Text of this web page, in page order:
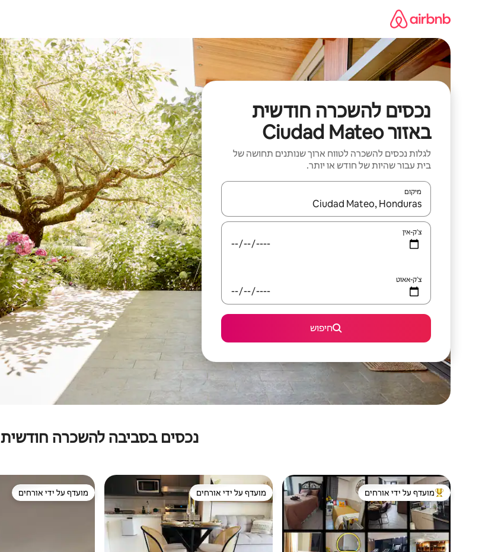
נכסים להשכרה חודשית
באזור Ciudad Mateo
לגלות נכסים להשכרה לטווח ארוך שנותנים תחושה של
בית עבור שהיות של חודש או יותר.
מיקום
כאשר התוצאות יהיו זמינות, יש לנווט עם מקשי החיצים למעלה ולמטה או לעיין בעזרת תנועות מגע או החלקה.
צ'ק-אין
צ'ק-אאוט
חיפוש
נכסים בסביבה להשכרה חודשית
מוביל בקרב נכסים מועדפים על ידי אורחים
מועדף על ידי אורחים מועדף על ידי אורחים
מועדף על ידי אורחים מועדף על ידי אורחים
מועדף על ידי אורחים